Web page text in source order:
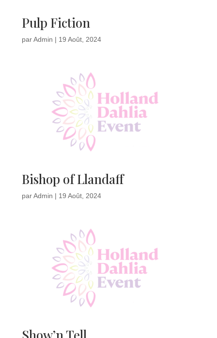
Pulp Fiction
parAdmin | 19 Août, 2024
Bishop of Llandaff
parAdmin | 19 Août, 2024